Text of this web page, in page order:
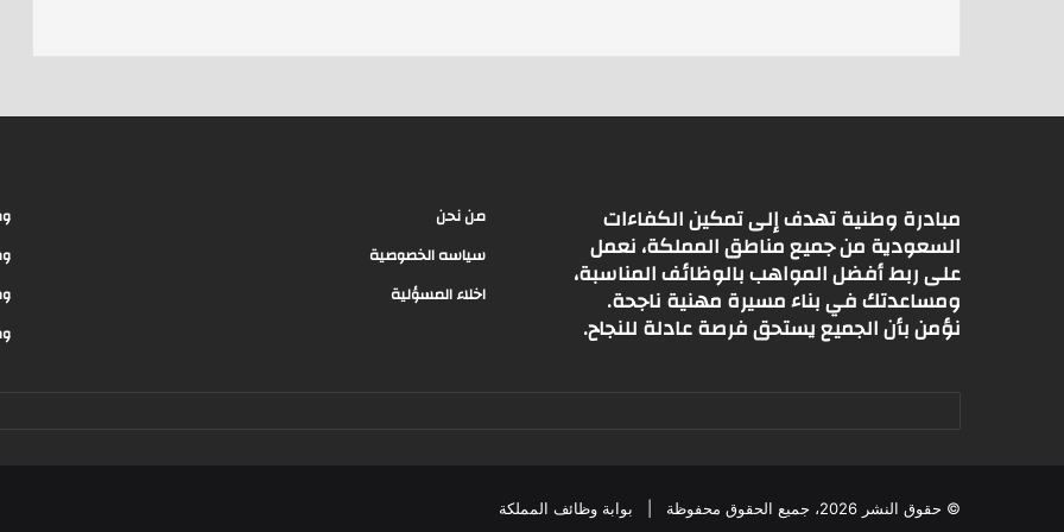
مبادرة وطنية تهدف إلى تمكين الكفاءات
السعودية من جميع مناطق المملكة، نعمل
على ربط أفضل المواهب بالوظائف المناسبة،
ومساعدتك في بناء مسيرة مهنية ناجحة.
نؤمن بأن الجميع يستحق فرصة عادلة للنجاح.
من نحن
سياسه الخصوصية
اخلاء المسؤلية
© حقوق النشر 2026، جميع الحقوق محفوظة | بوابة وظائف المملكة